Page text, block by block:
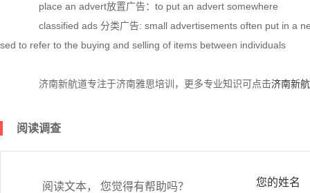
place an advert放置广告：to put an advert somewhere
classified ads 分类广告: small advertisements often put in a
sed to refer to the buying and selling of items between individuals
济南新航道专注于济南雅思培训，更多专业知识可点击济南新
阅读调查
阅读文本， 您觉得有帮助吗？ 您的姓名